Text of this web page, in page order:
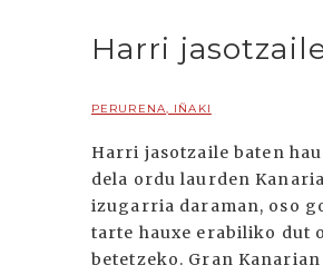
Harri
PERURENA, IÑAKI
Harri jasotzaile baten
dela ordu laurden
izugarria daraman, oso
tarte hauxe erabiliko dut
betetzeko. Gran